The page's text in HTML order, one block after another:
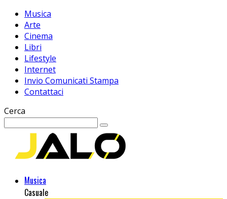
Musica
Arte
Cinema
Libri
Lifestyle
Internet
Invio Comunicati Stampa
Contattaci
Cerca
Musica
Casuale